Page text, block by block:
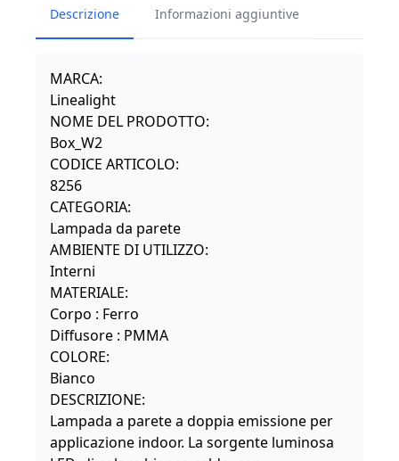
Descrizione Informazioni aggiuntive
MARCA:
Linealight
NOME DEL PRODOTTO:
Box_W2
CODICE ARTICOLO:
8256
CATEGORIA:
Lampada da parete
AMBIENTE DI UTILIZZO:
Interni
MATERIALE:
Corpo : Ferro
Diffusore : PMMA
COLORE:
Bianco
DESCRIZIONE:
Lampada a parete a doppia emissione per
applicazione indoor. La sorgente luminosa